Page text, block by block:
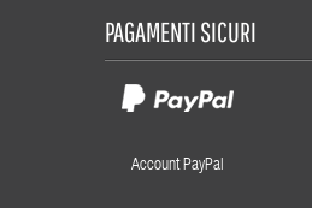
PAGAMENTI SICURI
Account PayPal